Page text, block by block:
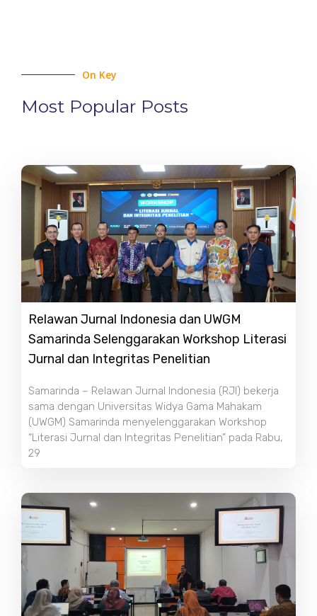
On Key
Most Popular Posts
Relawan Jurnal Indonesia dan UWGM
Samarinda Selenggarakan Workshop Literasi
Jurnal dan Integritas Penelitian
Samarinda – Relawan Jurnal Indonesia (RJI) bekerja
sama dengan Universitas Widya Gama Mahakam
(UWGM) Samarinda menyelenggarakan Workshop
“Literasi Jurnal dan Integritas Penelitian” pada Rabu,
29